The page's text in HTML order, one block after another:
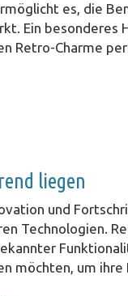
es, die
Ein
Retro-Charme
liegen
und
Technologien.
möchten, um